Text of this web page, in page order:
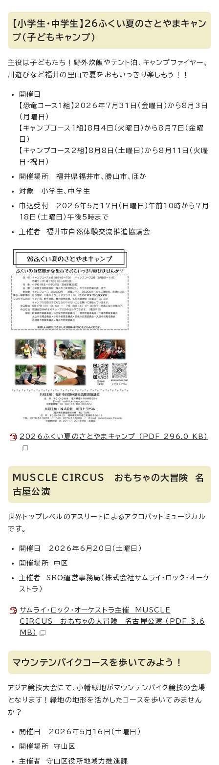
【小学生・中学生】26ふくい夏のさとやまキャン
プ（子どもキャンプ）
主役は子どもたち！野外炊飯やテント泊、キャンプファイヤー、
川遊びなど福井の里山で夏をおもいっきり楽しもう！！
開催日
【恐竜コース1組】2026年7月31日（金曜日）から8月3日
（月曜日）
【キャンプコース1組】8月4日（火曜日）から8月7日（金曜
日）
【キャンプコース2組】8月8日（土曜日）から8月11日（火曜
日・祝日）
開催場所 福井県福井市、勝山市、ほか
対象 小学生、中学生
申込受付 2026年5月17日（日曜日）午前10時から7月
18日（土曜日）午後5時まで
主催者 福井市自然体験交流推進協議会
2026ふくい夏のさとやまキャンプ （PDF 296.0 KB）
MUSCLE CIRCUS おもちゃの大冒険 名
古屋公演
世界トップレベルのアスリートによるアクロバットミュージカル
です。
開催日 2026年6月20日（土曜日）
開催場所 中区
主催者 SRO運営事務局（株式会社サムライ・ロック・オーケ
ストラ）
サムライ・ロック・オーケストラ主催 MUSCLE
CIRCUS おもちゃの大冒険 名古屋公演 （PDF 3.6
MB）
マウンテンバイクコースを歩いてみよう！
アジア競技大会にて、小幡緑地がマウンテンバイク競技の会場
となります！緑地の地形を活かしたコースを歩いてみません
か？
開催日 2026年5月16日（土曜日）
開催場所 守山区
主催者 守山区役所地域力推進課